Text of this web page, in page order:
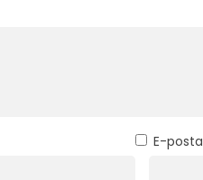
E-posta